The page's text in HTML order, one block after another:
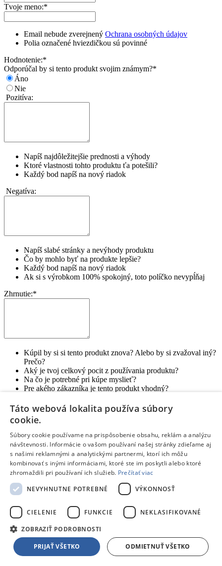
Tvoje meno:*
Email nebude zverejnený Ochrana osobných údajov
Polia označené hviezdičkou sú povinné
Hodnotenie:*
Odporúčal by si tento produkt svojim známym?*
Áno
Nie
Pozitíva:
Napíš najdôležitejšie prednosti a výhody
Ktoré vlastnosti tohto produktu ťa potešili?
Každý bod napíš na nový riadok
Negatíva:
Napíš slabé stránky a nevýhody produktu
Čo by mohlo byť na produkte lepšie?
Každý bod napíš na nový riadok
Ak si s výrobkom 100% spokojný, toto políčko nevypĺňaj
Zhrnutie:*
Kúpil by si si tento produkt znova? Alebo by si zvažoval iný?
Prečo?
Aký je tvoj celkový pocit z používania produktu?
Na čo je potrebné pri kúpe myslieť?
Pre akého zákazníka je tento produkt vhodný?
Odoslať hodnotenie
Ďakujeme, tvoje hodnotenie bolo odoslané.
BlogDe’Longhi ECAM450.65.S Eletta Explore
Nový automatický kávovar Eletta Explore od spoločnosti
De'Longhi ponúka viac ako 50 nápojov.
Čítať článok
BlogNavigačné schopnosti robotických kosačiek Ecovacs
potreby inštalácie obvodových káblov. Zabudnite na zložitú,
finančne nákladnú a dlhotrvajúcu inštaláciu. Robotická kosačka je
pripravená už za pár minút. Inteligentné plánovanie kosenia,
vyhýbanie sa prekážkam či zakázané zóny sú pri robotických
kosačkách Ecovacs samozrejmosťou.
Táto webová lokalita používa súbory
cookie.
Súbory cookie používame na prispôsobenie obsahu, reklám a analýzu
návštevnosti. Informácie o vašom používaní našej stránky zdieľame aj
s našimi reklamnými a analytickými partnermi, ktorí ich môžu
kombinovať s inými informáciami, ktoré ste im poskytli alebo ktoré
zhromaždili pri používaní ich služieb. Prečítať viac
NEVYHNUTNE POTREBNÉ
VÝKONNOSŤ
CIELENIE FUNKCIE NEKLASIFIKOVANÉ
ZOBRAZIŤ PODROBNOSTI
PRIJAŤ VŠETKO ODMIETNUŤ VŠETKO